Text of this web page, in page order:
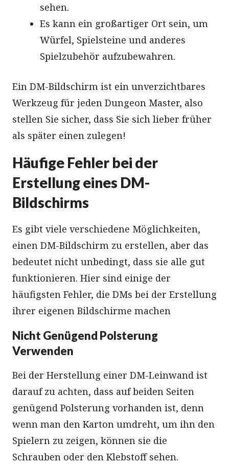
sehen.
Es kann ein großartiger Ort sein, um
Würfel, Spielsteine und anderes
Spielzubehör aufzubewahren.
Ein DM-Bildschirm ist ein unverzichtbares
Werkzeug für jeden Dungeon Master, also
stellen Sie sicher, dass Sie sich lieber früher
als später einen zulegen!
Häufige Fehler bei der
Erstellung eines DM-
Bildschirms
Es gibt viele verschiedene Möglichkeiten,
einen DM-Bildschirm zu erstellen, aber das
bedeutet nicht unbedingt, dass sie alle gut
funktionieren. Hier sind einige der
häufigsten Fehler, die DMs bei der Erstellung
ihrer eigenen Bildschirme machen
Nicht Genügend Polsterung
Verwenden
Bei der Herstellung einer DM-Leinwand ist
darauf zu achten, dass auf beiden Seiten
genügend Polsterung vorhanden ist, denn
wenn man den Karton umdreht, um ihn den
Spielern zu zeigen, können sie die
Schrauben oder den Klebstoff sehen.